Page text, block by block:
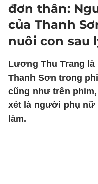
đơn thân:
của Thanh
nuôi con sau
Lương Thu Trang
Thanh Sơn trong
cũng như trên
xét là người phụ nữ
làm.